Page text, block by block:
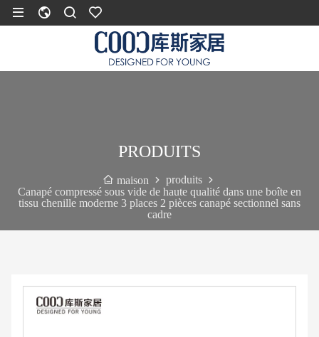
PRODUITS
maison
produits
Canapé compressé sous vide de haute qualité dans une boîte en
tissu chenille moderne 3 places 2 pièces canapé sectionnel sans
cadre